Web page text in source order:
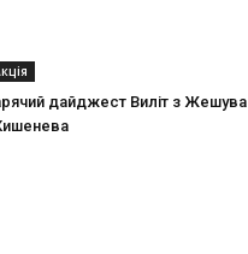
дайджест Виліт з Жешува